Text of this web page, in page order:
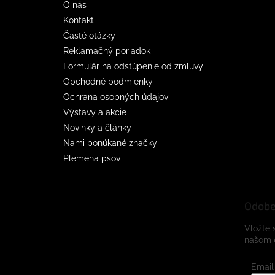
O nás
Kontakt
Časté otázky
Reklamačný poriadok
Formulár na odstúpenie od zmluvy
Obchodné podmienky
Ochrana osobných údajov
Výstavy a akcie
Novinky a články
Nami ponúkané značky
Plemena psov
Vložte
našom
Email